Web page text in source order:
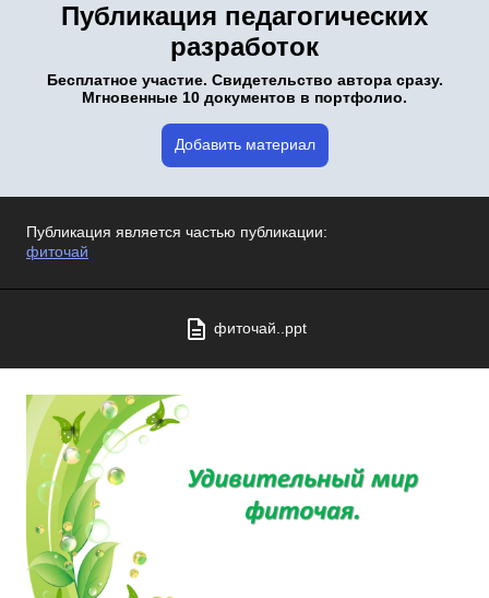
Публикация педагогических
разработок
Бесплатное участие. Свидетельство автора сразу.
Мгновенные 10 документов в портфолио.
Добавить материал
Публикация является частью публикации:
фиточай
фиточай..ppt